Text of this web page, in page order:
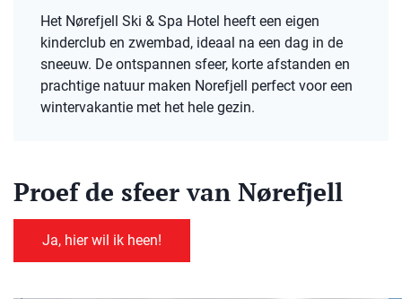
Het Nørefjell Ski & Spa Hotel heeft een eigen
kinderclub en zwembad, ideaal na een dag in de
sneeuw. De ontspannen sfeer, korte afstanden en
prachtige natuur maken Norefjell perfect voor een
wintervakantie met het hele gezin.
Proef de sfeer van Nørefjell
Ja, hier wil ik heen!